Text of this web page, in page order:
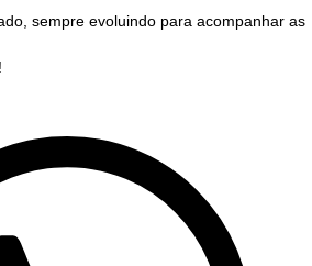
sempre evoluindo para acompanhar as